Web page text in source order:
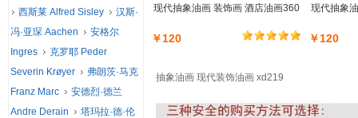
现代抽象油画 装饰画 酒店油画360
￥120
现代抽象
￥120
抽象油画 现代装饰油画 xd219
西斯莱 Alfred Sisley
汉斯·
冯·亚琛 Aachen
安格尔
Ingres
克罗耶 Peder
Severin Krøyer
弗朗茨·马克
Franz Marc
安德烈·德兰
Andre Derain
塔玛拉·德·伦